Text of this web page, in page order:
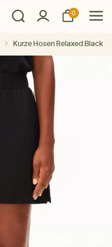
0
Kurze Hosen Relaxed Black